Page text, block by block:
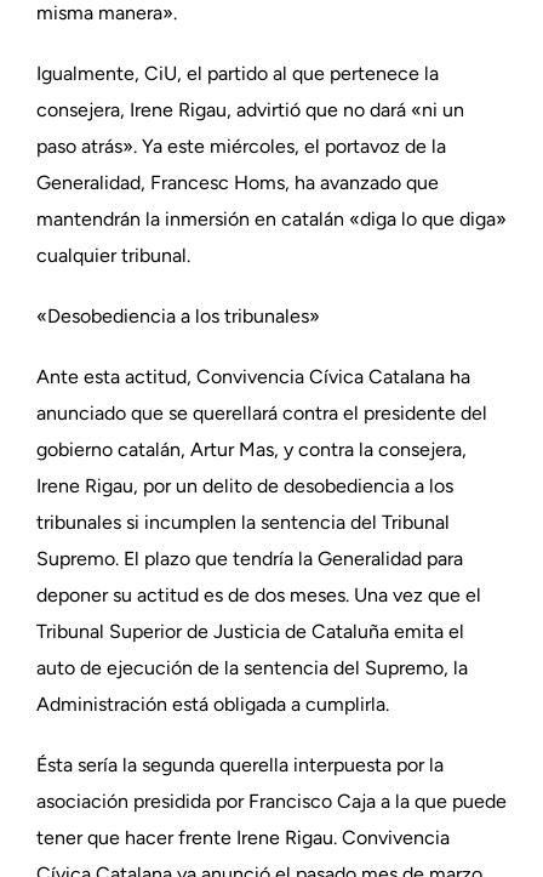
misma manera».
Igualmente, CiU, el partido al que pertenece la
consejera, Irene Rigau, advirtió que no dará «ni un
paso atrás». Ya este miércoles, el portavoz de la
Generalidad, Francesc Homs, ha avanzado que
mantendrán la inmersión en catalán «diga lo que diga»
cualquier tribunal.
«Desobediencia a los tribunales»
Ante esta actitud, Convivencia Cívica Catalana ha
anunciado que se querellará contra el presidente del
gobierno catalán, Artur Mas, y contra la consejera,
Irene Rigau, por un delito de desobediencia a los
tribunales si incumplen la sentencia del Tribunal
Supremo. El plazo que tendría la Generalidad para
deponer su actitud es de dos meses. Una vez que el
Tribunal Superior de Justicia de Cataluña emita el
auto de ejecución de la sentencia del Supremo, la
Administración está obligada a cumplirla.
Ésta sería la segunda querella interpuesta por la
asociación presidida por Francisco Caja a la que puede
tener que hacer frente Irene Rigau. Convivencia